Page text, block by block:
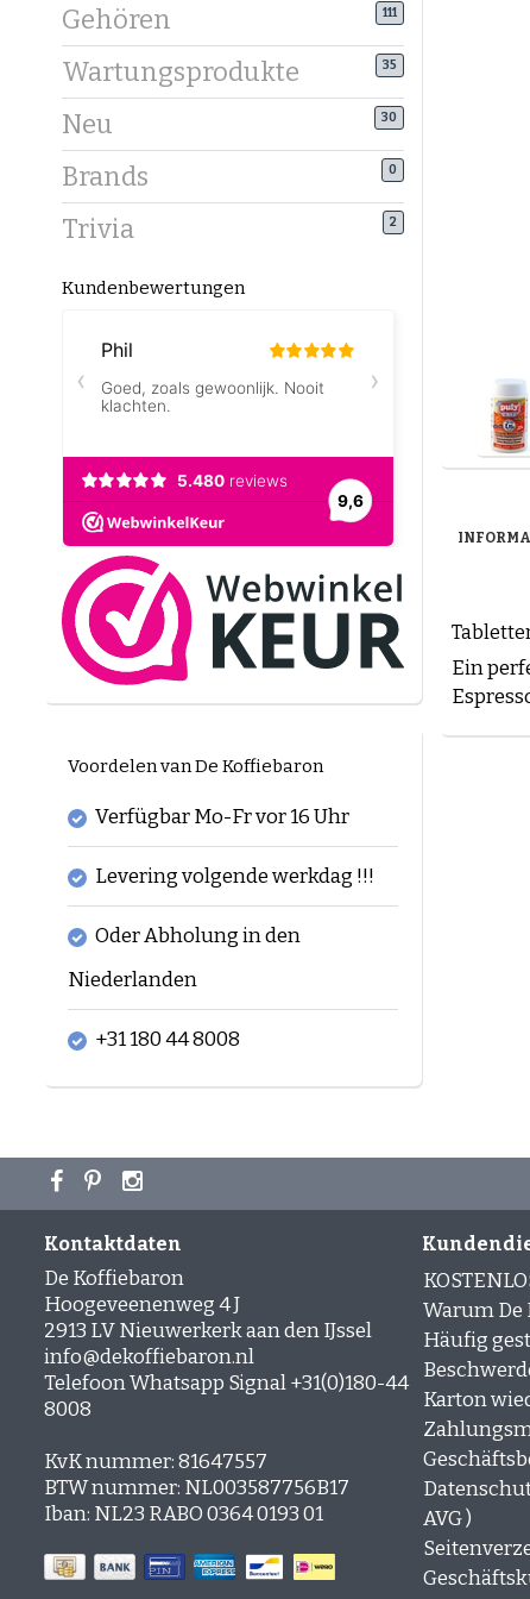
Gehören 111
Wartungsprodukte 35
Neu 30
Brands 0
Trivia 2
Kundenbewertungen
Voordelen van De Koffiebaron
Verfügbar Mo-Fr vor 16 Uhr
Levering volgende werkdag !!!
Oder Abholung in den
Niederlanden
+31 180 44 8008
Ein
Kontaktdaten
De Koffiebaron
Hoogeveenenweg 4 J
2913 LV Nieuwerkerk aan den IJssel
info@dekoffiebaron.nl
Telefoon Whatsapp Signal +31(0)180-44
8008
KvK nummer: 81647557
BTW nummer: NL003587756B17
Iban: NL23 RABO 0364 0193 01
Warum De
Häufig
Karton
AVG )